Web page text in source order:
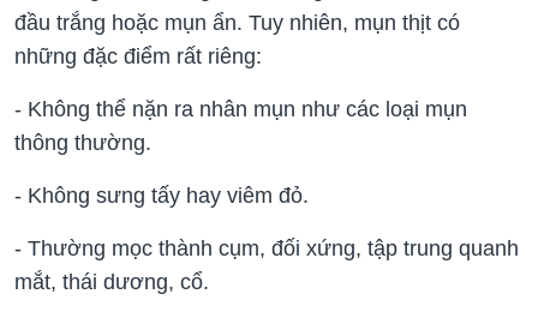
đầu trắng hoặc mụn ẩn. Tuy nhiên, mụn thịt có
những đặc điểm rất riêng:
- Không thể nặn ra nhân mụn như các loại mụn
thông thường.
- Không sưng tấy hay viêm đỏ.
- Thường mọc thành cụm, đối xứng, tập trung quanh
mắt, thái dương, cổ.